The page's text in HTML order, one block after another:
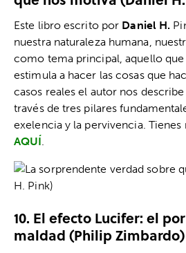
Este libro escrito por Daniel H.
nuestra naturaleza humana,
como tema principal, aquello
estimula a hacer las cosas que
casos reales el autor nos
través de tres pilares
exelencia y la pervivencia.
AQUÍ.
10. El efecto Lucifer: el
maldad (Philip Zimbardo)